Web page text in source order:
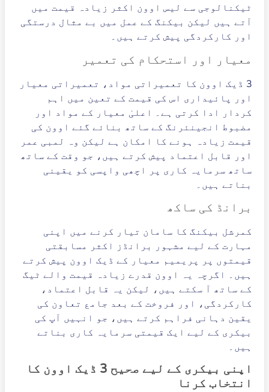
ٹیکنالوجی سے لیس اوون اکثر زیادہ قیمت میں
آتے ہیں لیکن بیکنگ کے عمل میں بے مثال درستگی
اور کارکردگی پیش کرتے ہیں۔
معیار اور استحکام کی تعمیر
3 ڈیک اوون کا تعمیراتی مواد، تعمیراتی معیار
اور پائیداری اس کی قیمت کے تعین میں اہم
کردار ادا کرتی ہے۔ اعلیٰ معیار کے مواد اور
مضبوط انجینئرنگ کے ساتھ بنائے گئے اوون کی
قیمت زیادہ ہونے کا امکان ہے لیکن وہ لمبی عمر
اور قابل اعتماد پیش کرتے ہیں، جو وقت کے ساتھ
ساتھ سرمایہ کاری پر اچھی واپسی کو یقینی
بناتے ہیں۔
برانڈ کی ساکھ
کمرشل بیکنگ کا سامان تیار کرنے میں اپنی
مہارت کے لیے مشہور برانڈز اکثر مسابقتی
قیمتوں پر پریمیم معیار کے ڈیک اوون پیش کرتے
ہیں۔ اگرچہ یہ اوون قدرے زیادہ قیمت والے ٹیگ
کے ساتھ آ سکتے ہیں، لیکن یہ قابل اعتماد،
کارکردگی، اور فروخت کے بعد جامع تعاون کی
یقین دہانی فراہم کرتے ہیں، جو انہیں آپ کی
بیکری کے لیے ایک قیمتی سرمایہ کاری بناتے
ہیں۔
اپنی بیکری کے لیے صحیح 3 ڈیک اوون کا
انتخاب کرنا